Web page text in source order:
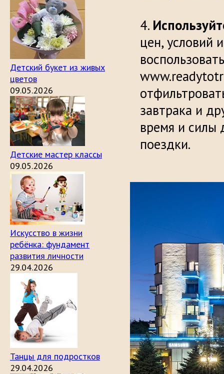
Детский букет из живых
цветов
09.05.2026
Детские мастер классы
09.05.2026
Искусство в жизни
ребёнка: фундамент
развития личности
29.04.2026
Танцы для подростков
29.04.2026
цен, условий
завтрака и
время и силы
поездки.